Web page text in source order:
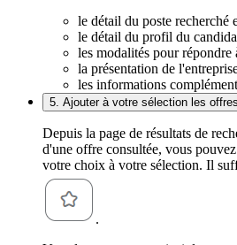
le détail du poste recherché
le détail du profil du
les modalités pour répondre
la présentation de
les informations
5. Ajouter à votre sélection les
Depuis la page de résultats de
d'une offre consultée, vous
votre choix à votre sélection. Il
.